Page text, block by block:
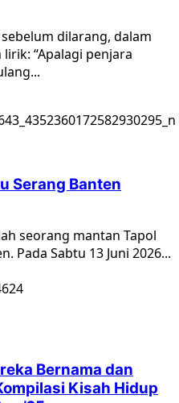
dilarang, dalam
“Apalagi penjara
Serang Banten
seorang mantan Tapol
Pada Sabtu 13 Juni 2026...
Bernama dan
Kisah Hidup